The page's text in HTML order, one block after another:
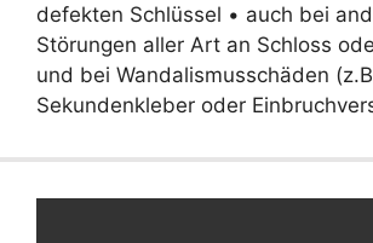
defekten Schlüssel • auch bei
Störungen aller Art an Schloss
und bei Wandalismusschäden
Sekundenkleber oder